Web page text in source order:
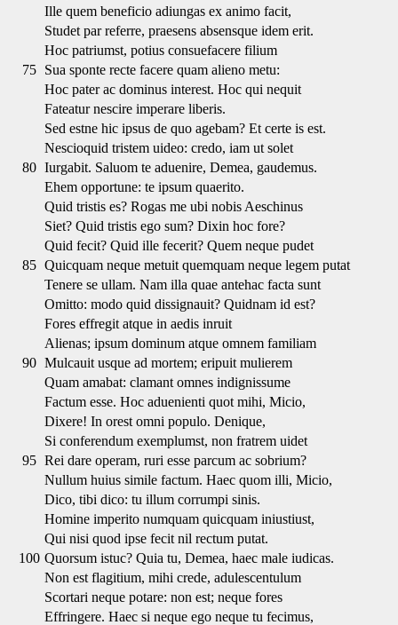
Ille quem beneficio adiungas ex animo facit,
Studet par referre, praesens absensque idem erit.
Hoc patriumst, potius consuefacere filium
75
Sua sponte recte facere quam alieno metu:
Hoc pater ac dominus interest. Hoc qui nequit
Fateatur nescire imperare liberis.
Sed estne hic ipsus de quo agebam? Et certe is est.
Nescioquid tristem uideo: credo, iam ut solet
80 Iurgabit. Saluom te aduenire, Demea, gaudemus.
Ehem opportune: te ipsum quaerito.
Quid tristis es? Rogas me ubi nobis Aeschinus
Siet? Quid tristis ego sum? Dixin hoc fore?
Quid fecit? Quid ille fecerit? Quem neque pudet
85 Quicquam neque metuit quemquam neque legem putat
Tenere se ullam. Nam illa quae antehac facta sunt
Omitto: modo quid dissignauit? Quidnam id est?
Fores effregit atque in aedis inruit
Alienas; ipsum dominum atque omnem familiam
90 Mulcauit usque ad mortem; eripuit mulierem
Quam amabat: clamant omnes indignissume
Factum esse. Hoc aduenienti quot mihi, Micio,
Dixere! In orest omni populo. Denique,
Si conferendum exemplumst, non fratrem uidet
95 Rei dare operam, ruri esse parcum ac sobrium?
Nullum huius simile factum. Haec quom illi, Micio,
Dico, tibi dico: tu illum corrumpi sinis.
Homine imperito numquam quicquam iniustiust,
Qui nisi quod ipse fecit nil rectum putat.
100 Quorsum istuc? Quia tu, Demea, haec male iudicas.
Non est flagitium, mihi crede, adulescentulum
Scortari neque potare: non est; neque fores
Effringere. Haec si neque ego neque tu fecimus,